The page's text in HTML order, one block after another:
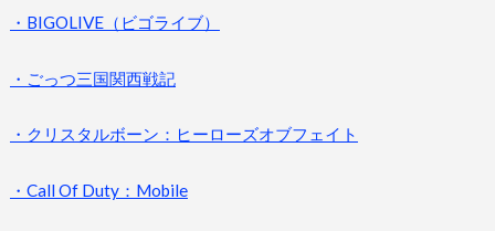
・BIGOLIVE（ビゴライブ）
・ごっつ三国関西戦記
・クリスタルボーン：ヒーローズオブフェイト
・Call Of Duty：Mobile